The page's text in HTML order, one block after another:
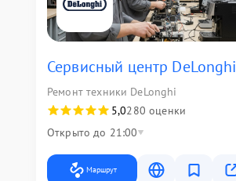
Сервисный центр DeLonghi
Ремонт техники DeLonghi
5,0280 оценки
Открыто до 21:00
Маршрут